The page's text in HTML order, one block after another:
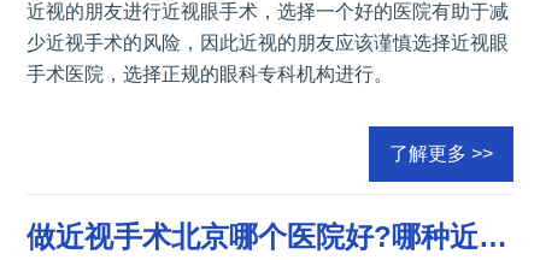
近视的朋友进行近视眼手术，选择一个好的医院有助于减
少近视手术的风险，因此近视的朋友应该谨慎选择近视眼
手术医院，选择正规的眼科专科机构进行。
了解更多 >>
做近视手术北京哪个医院好?哪种近视手术比较好?